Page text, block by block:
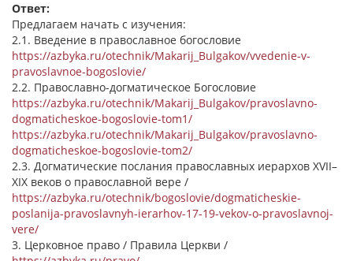
Ответ:
Предлагаем начать с изучения:
2.1. Введение в православное богословие
https://azbyka.ru/otechnik/Makarij_Bulgakov/vvedenie-v-
pravoslavnoe-bogoslovie/
2.2. Православно-догматическое Богословие
https://azbyka.ru/otechnik/Makarij_Bulgakov/pravoslavno-
dogmaticheskoe-bogoslovie-tom1/
https://azbyka.ru/otechnik/Makarij_Bulgakov/pravoslavno-
dogmaticheskoe-bogoslovie-tom2/
2.3. Догматические послания православных иерархов XVII–
XIX веков о православной вере /
https://azbyka.ru/otechnik/bogoslovie/dogmaticheskie-
poslanija-pravoslavnyh-ierarhov-17-19-vekov-o-pravoslavnoj-
vere/
3. Церковное право / Правила Церкви /